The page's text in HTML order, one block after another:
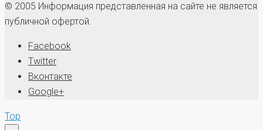
© 2005 Информация представленная на сайте не является
публичной офертой.
Facebook
Twitter
Вконтакте
Google+
Top